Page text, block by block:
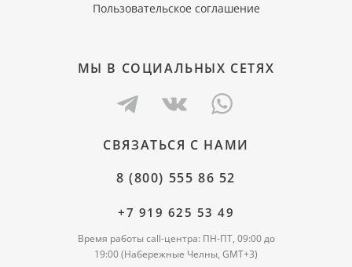
Пользовательское соглашение
МЫ В СОЦИАЛЬНЫХ СЕТЯХ
СВЯЗАТЬСЯ С НАМИ
8 (800) 555 86 52
+7 919 625 53 49
Время работы call-центра: ПН-ПТ, 09:00 до
19:00 (Набережные Челны, GMT+3)